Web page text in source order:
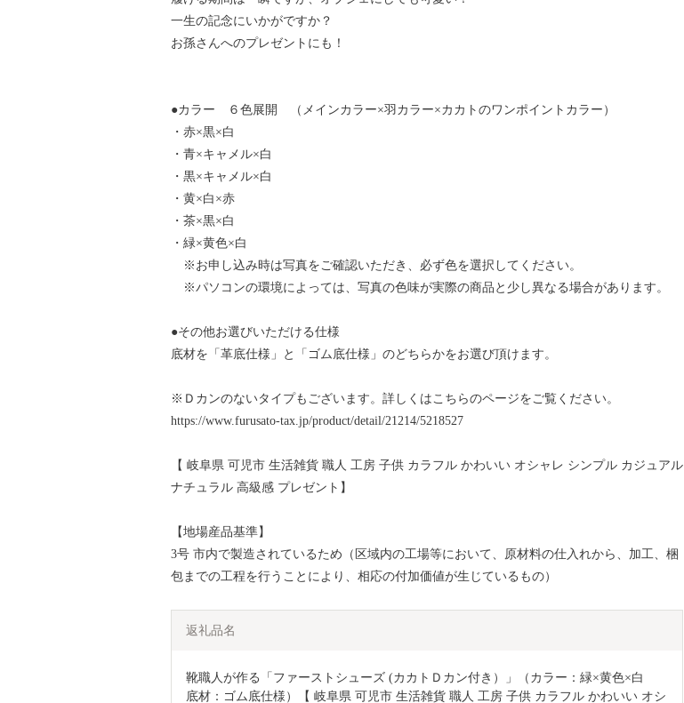
一生の記念にいかがですか？
お孫さんへのプレゼントにも！
●カラー ６色展開 （メインカラー×羽カラー×カカトのワンポイントカラー）
・赤×黒×白
・青×キャメル×白
・黒×キャメル×白
・黄×白×赤
・茶×黒×白
・緑×黄色×白
※お申し込み時は写真をご確認いただき、必ず色を選択してください。
※パソコンの環境によっては、写真の色味が実際の商品と少し異なる場合があります。
●その他お選びいただける仕様
底材を「革底仕様」と「ゴム底仕様」のどちらかをお選び頂けます。
※Ｄカンのないタイプもございます。詳しくはこちらのページをご覧ください。
https://www.furusato-tax.jp/product/detail/21214/5218527
【 岐阜県 可児市 生活雑貨 職人 工房 子供 カラフル かわいい オシャレ シンプル カジュアル
ナチュラル 高級感 プレゼント】
【地場産品基準】
3号 市内で製造されているため（区域内の工場等において、原材料の仕入れから、加工、梱
包までの工程を行うことにより、相応の付加価値が生じているもの）
返礼品名
靴職人が作る「ファーストシューズ (カカトＤカン付き）」（カラー：緑×黄色×白
底材：ゴム底仕様）【 岐阜県 可児市 生活雑貨 職人 工房 子供 カラフル かわいい オシ